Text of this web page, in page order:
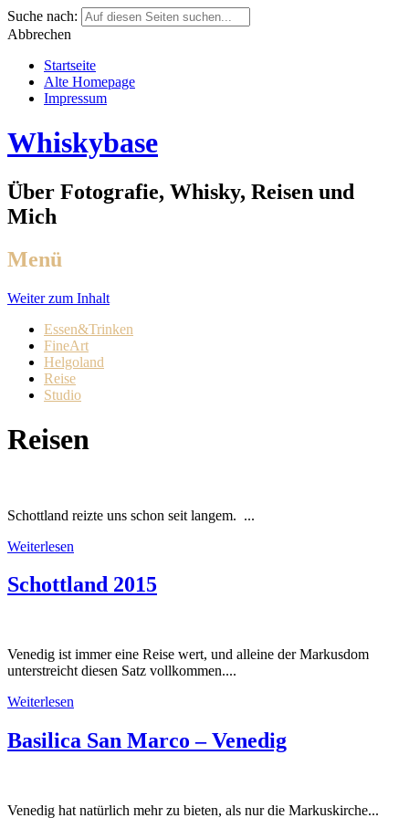
Suche nach:
Abbrechen
Startseite
Alte Homepage
Impressum
Whiskybase
Über Fotografie, Whisky, Reisen und
Mich
Menü
Weiter zum Inhalt
Essen&Trinken
FineArt
Helgoland
Reise
Studio
Reisen
Schottland reizte uns schon seit langem. ...
Weiterlesen
Schottland 2015
Venedig ist immer eine Reise wert, und alleine der Markusdom
unterstreicht diesen Satz vollkommen....
Weiterlesen
Basilica San Marco – Venedig
Venedig hat natürlich mehr zu bieten, als nur die Markuskirche...